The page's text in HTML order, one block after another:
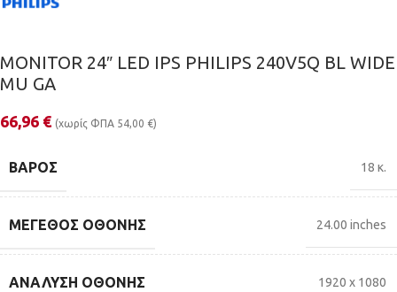
MONITOR 24″ LED IPS PHILIPS 240V5Q BL WIDE
MU GA
66,96 € (χωρίς ΦΠΑ 54,00 €)
ΒΆΡΟΣ 18 κ.
ΜΈΓΕΘΟΣ ΟΘΌΝΗΣ 24.00 inches
ΑΝΆΛΥΣΗ ΟΘΌΝΗΣ 1920 x 1080